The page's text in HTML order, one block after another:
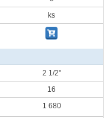
ks
2 1/2"
16
1 680